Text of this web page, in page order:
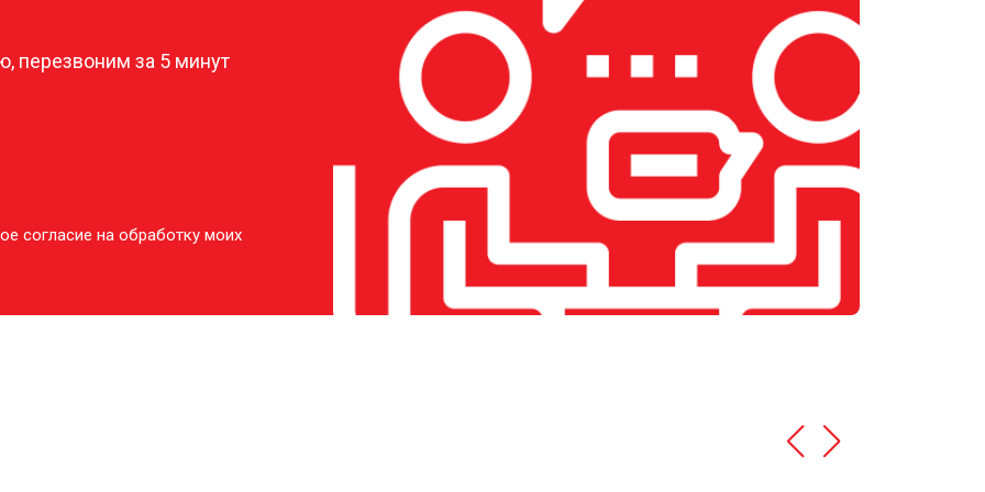
от 1600 ₽ Заказать
от 2400 ₽ Заказать
от 3400 ₽ Заказать
от 3500 ₽
перезвоним за 5 минут
согласие на обработку моих